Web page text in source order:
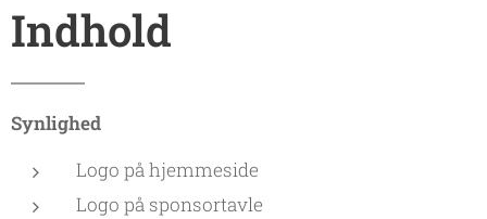
Indhold
Synlighed
Logo på hjemmeside
Logo på sponsortavle